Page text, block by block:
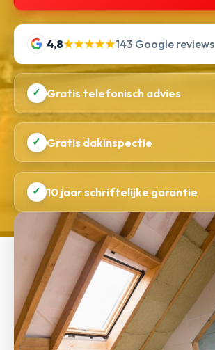
4,8★★★★★143 Google reviews
✓ Gratis telefonisch advies
✓ Gratis dakinspectie
✓ 10 jaar schriftelijke garantie